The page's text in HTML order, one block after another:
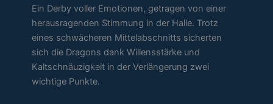
Ein Derby voller Emotionen, getragen von einer
herausragenden Stimmung in der Halle. Trotz
eines schwächeren Mittelabschnitts sicherten
sich die Dragons dank Willensstärke und
Kaltschnäuzigkeit in der Verlängerung zwei
wichtige Punkte.